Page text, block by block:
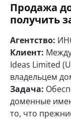
Продажа
получить
Агентство:
Клиент:
Ideas Limited
владельцем
Задача:
доменные
то, что